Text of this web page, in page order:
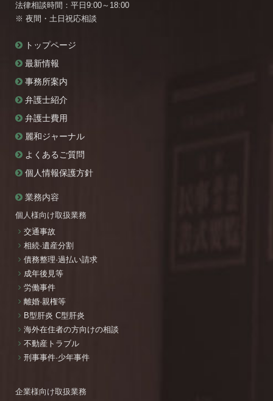
法律相談時間：平日9:00～18:00
※ 夜間・土日祝応相談
トップページ
最新情報
事務所案内
弁護士紹介
弁護士費用
麗和ジャーナル
よくあるご質問
個人情報保護方針
業務内容
個人様向け取扱業務
交通事故
相続·遺産分割
債務整理·過払い請求
成年後見等
労働事件
離婚·親権等
B型肝炎 C型肝炎
海外在住者の方向けの相談
不動産トラブル
刑事事件·少年事件
企業様向け取扱業務